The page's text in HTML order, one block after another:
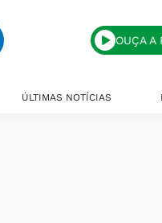
OUÇA A
ÚLTIMAS NOTÍCIAS